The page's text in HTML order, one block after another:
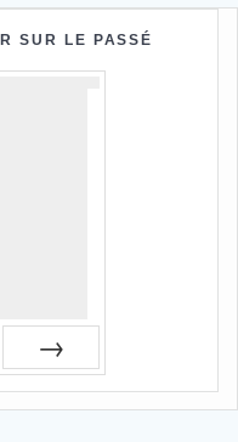
SUR LE PASSÉ
Suiv.